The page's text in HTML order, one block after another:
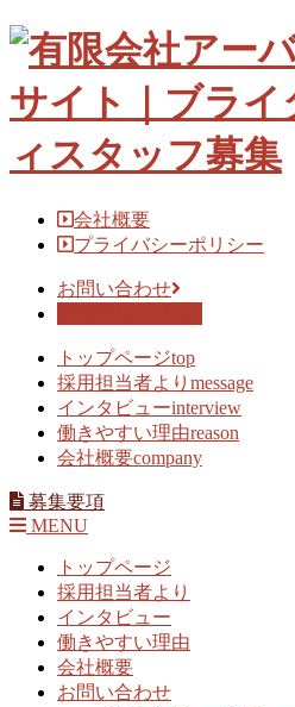
Skip
会社概要
プライバシーポリシー
お問い合わせ
トップページtop
採用担当者より message
インタビューinterview
働きやすい理由reason
会社概要company
募集要項
MENU
トップページ
採用担当者より
インタビュー
働きやすい理由
会社概要
お問い合わせ